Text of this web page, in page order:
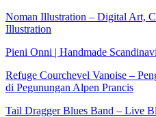
Noman Illustration – Digital Art,
Illustration
Pieni Onni | Handmade
Refuge Courchevel Vanoise –
di Pegunungan Alpen Prancis
Tail Dragger Blues Band – Live